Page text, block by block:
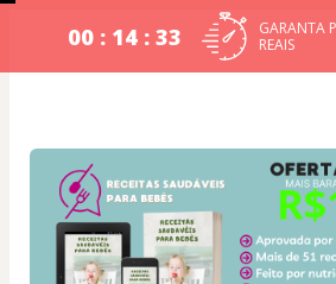
00 : 14 : 33
GARANTA
REAIS